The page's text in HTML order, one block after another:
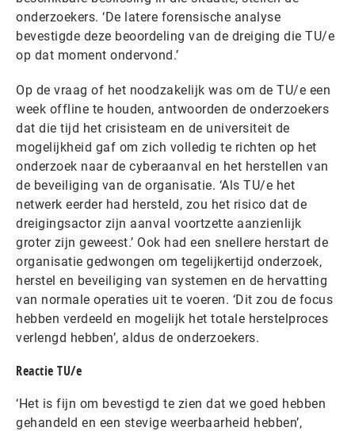
onderzoekers. ‘De latere forensische analyse
bevestigde deze beoordeling van de dreiging die TU/e
op dat moment ondervond.’
Op de vraag of het noodzakelijk was om de TU/e een
week offline te houden, antwoorden de onderzoekers
dat die tijd het crisisteam en de universiteit de
mogelijkheid gaf om zich volledig te richten op het
onderzoek naar de cyberaanval en het herstellen van
de beveiliging van de organisatie. ‘Als TU/e het
netwerk eerder had hersteld, zou het risico dat de
dreigingsactor zijn aanval voortzette aanzienlijk
groter zijn geweest.’ Ook had een snellere herstart de
organisatie gedwongen om tegelijkertijd onderzoek,
herstel en beveiliging van systemen en de hervatting
van normale operaties uit te voeren. ‘Dit zou de focus
hebben verdeeld en mogelijk het totale herstelproces
verlengd hebben’, aldus de onderzoekers.
Reactie TU/e
‘Het is fijn om bevestigd te zien dat we goed hebben
gehandeld en een stevige weerbaarheid hebben’,